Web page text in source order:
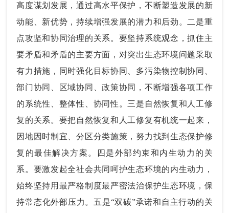
高度谋划发展，通过高水平保护，不断塑造发展的新
动能、新优势，持续增强发展的潜力和后劲。二是重
点攻坚和协同治理的关系。要坚持系统观念，抓住主
要矛盾和矛盾的主要方面，对突出生态环境问题采取
有力措施，同时强化目标协同、多污染物控制协同、
部门协同、区域协同、政策协同，不断增强各项工作
的系统性、整体性、协同性。三是自然恢复和人工修
复的关系。要把自然恢复和人工修复有机统一起来，
因地因时制宜、分区分类施策，努力找到生态保护修
复的最佳解决方案。四是外部约束和内生动力的关
系。要激发起全社会共同呵护生态环境的内生动力，
始终坚持用最严格制度最严密法治保护生态环境，保
持常态化外部压力。五是“双碳”承诺和自主行动的关